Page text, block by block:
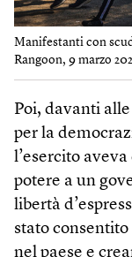
Manifestanti con
Rangoon, 9 marzo
Poi, davanti
per la
l’esercito
potere a un
libertà
stato
nel paese e